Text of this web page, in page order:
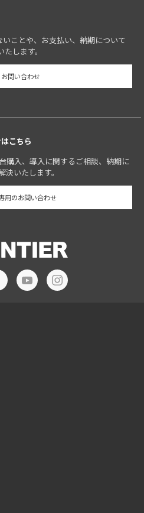
いことや、お支払い、納期について
します。
お問い合わせ
こちら
購入、導入に関するご相談、納期に
いたします。
用のお問い合わせ